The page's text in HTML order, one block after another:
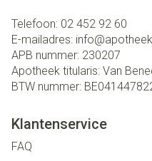
Telefoon: 02 452 92 60
E-mailadres: info@
APB nummer: 230207
Apotheek titularis: Van
BTW nummer:
Klantenservice
FAQ